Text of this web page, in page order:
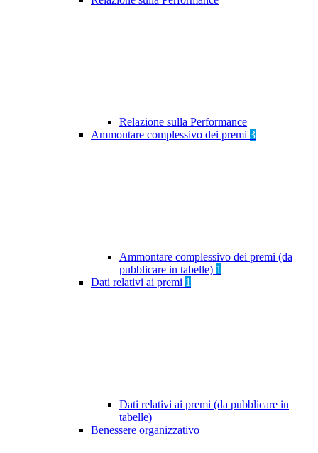
Relazione sulla Performance
Ammontare complessivo dei premi 3
Ammontare complessivo dei premi (da
pubblicare in tabelle) 1
Dati relativi ai premi 1
Dati relativi ai premi (da pubblicare in
tabelle)
Benessere organizzativo